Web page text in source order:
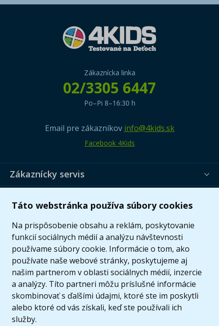
Táto webstránka používa súbory cookies
Na prispôsobenie obsahu a reklám, poskytovanie
funkcií sociálnych médií a analýzu návštevnosti
používame súbory cookie. Informácie o tom, ako
používate naše webové stránky, poskytujeme aj
našim partnerom v oblasti sociálnych médií, inzercie
a analýzy. Títo partneri môžu príslušné informácie
skombinovať s ďalšími údajmi, ktoré ste im poskytli
alebo ktoré od vás získali, keď ste používali ich
služby.
Zákaznícka linka
02/3305 6447
Po–Pi 8–16:30 h
Email pre zákazníkov info@4kids.sk
Facebook 4Kids
Zákaznícky servis